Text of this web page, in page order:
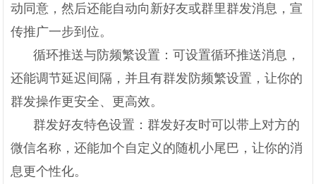
动同意，然后还能自动向新好友或群里群发消息，宣
传推广一步到位。
循环推送与防频繁设置：可设置循环推送消息，
还能调节延迟间隔，并且有群发防频繁设置，让你的
群发操作更安全、更高效。
群发好友特色设置：群发好友时可以带上对方的
微信名称，还能加个自定义的随机小尾巴，让你的消
息更个性化。